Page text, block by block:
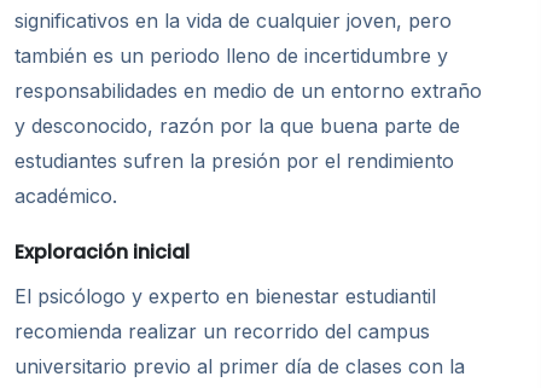
significativos en la vida de cualquier joven, pero
también es un periodo lleno de incertidumbre y
responsabilidades en medio de un entorno extraño
y desconocido, razón por la que buena parte de
estudiantes sufren la presión por el rendimiento
académico.
Exploración inicial
El psicólogo y experto en bienestar estudiantil
recomienda realizar un recorrido del campus
universitario previo al primer día de clases con la